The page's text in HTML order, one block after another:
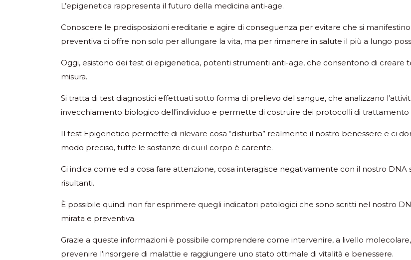
L’epigenetica rappresenta il futuro della medicina anti-age.
Conoscere le predisposizioni ereditarie e agire di conseguenza per evitare che si
preventiva ci offre non solo per allungare la vita, ma per rimanere in salute il più a lungo
Oggi, esistono dei test di epigenetica, potenti strumenti anti-age, che consentono di creare
misura.
Si tratta di test diagnostici effettuati sotto forma di prelievo del sangue, che analizzano
invecchiamento biologico dell’individuo e permette di costruire dei protocolli di trattamento
Il test Epigenetico permette di rilevare cosa “disturba” realmente il nostro benessere e ci
modo preciso, tutte le sostanze di cui il corpo è carente.
Ci indica come ed a cosa fare attenzione, cosa interagisce negativamente con il nostro
risultanti.
È possibile quindi non far esprimere quegli indicatori patologici che sono scritti nel nostro
mirata e preventiva.
Grazie a queste informazioni è possibile comprendere come intervenire, a livello
prevenire l’insorgere di malattie e raggiungere uno stato ottimale di vitalità e benessere.